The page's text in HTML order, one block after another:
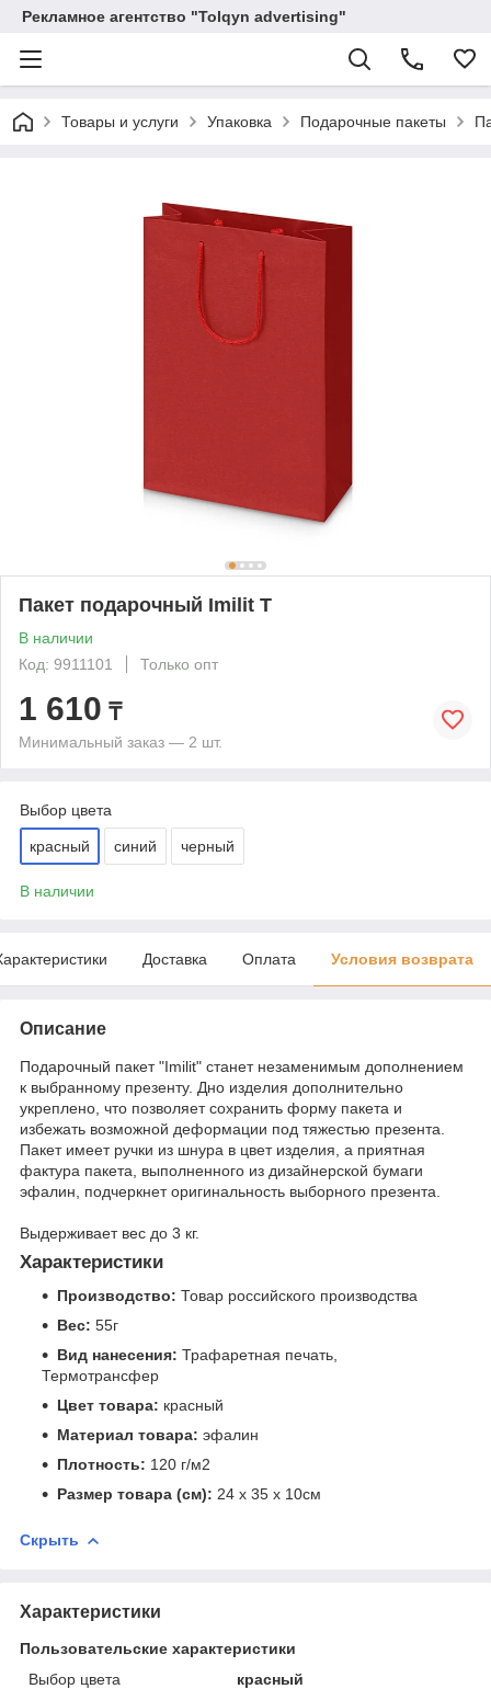
Рекламное агентство "Tolqyn advertising"
Товары и услуги Упаковка Подарочные пакеты
Пакет подарочный Imilit T
В наличии
Код: 9911101
Только опт
1 610 ₸
Минимальный заказ — 2 шт.
Выбор цвета
красный синий черный
В наличии
Доставка Оплата Условия возврата
Описание
Подарочный пакет "Imilit" станет незаменимым дополнением
к выбранному презенту. Дно изделия дополнительно
укреплено, что позволяет сохранить форму пакета и
избежать возможной деформации под тяжестью презента.
Пакет имеет ручки из шнура в цвет изделия, а приятная
фактура пакета, выполненного из дизайнерской бумаги
эфалин, подчеркнет оригинальность выборного презента.
Выдерживает вес до 3 кг.
Характеристики
Производство: Товар российского производства
Вес: 55г
Вид нанесения: Трафаретная печать,
Термотрансфер
Цвет товара: красный
Материал товара: эфалин
Плотность: 120 г/м2
Размер товара (см): 24 x 35 x 10см
Скрыть
Характеристики
Пользовательские характеристики
Выбор цвета
красный